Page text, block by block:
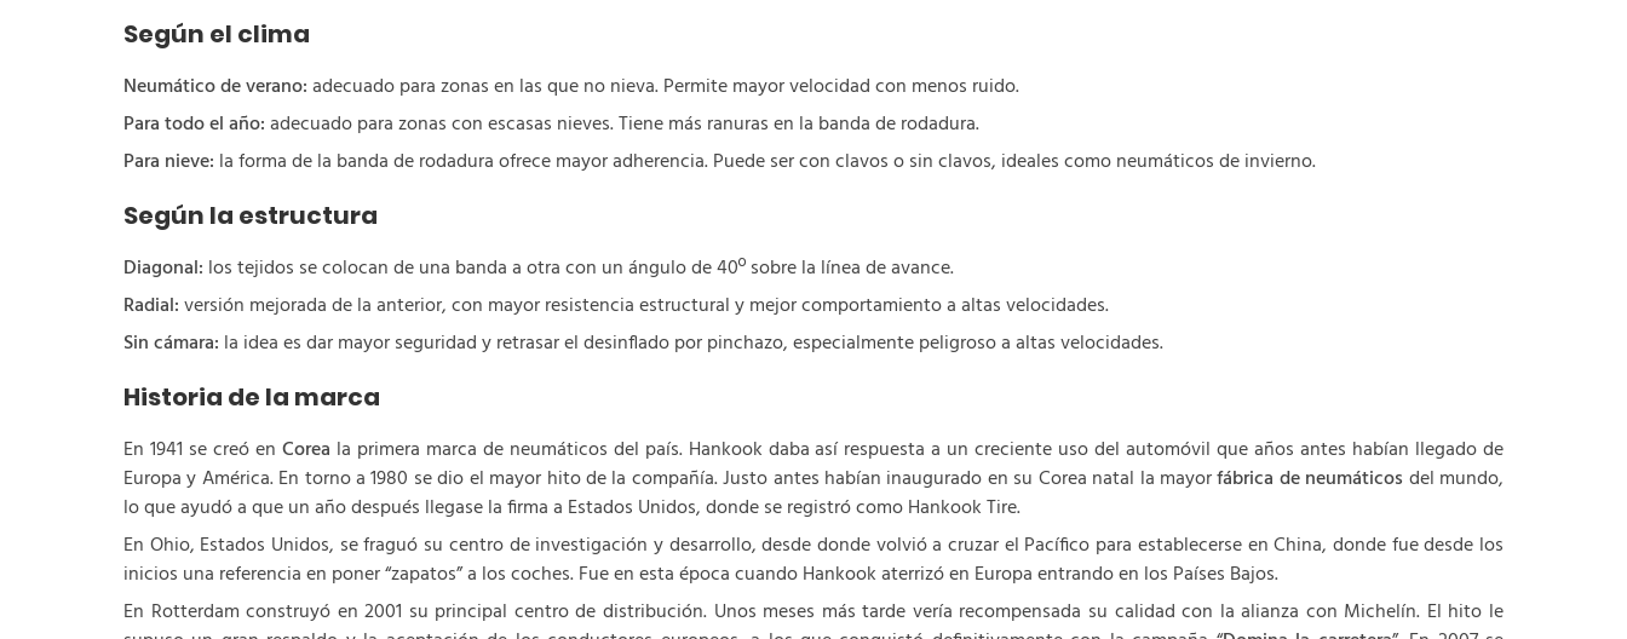
Según el clima
Neumático de verano:adecuado para zonas en las que no nieva. Permite mayor velocidad con menos ruido.
Para todo el año:adecuado para zonas con escasas nieves. Tiene más ranuras en la banda de rodadura.
Para nieve: la forma de la banda de rodadura ofrece mayor adherencia. Puede ser con clavos o sin clavos, ideales como neumáticos de invierno.
Según la estructura
Diagonal: los tejidos se colocan de una banda a otra con un ángulo de 40º sobre la línea de avance.
Radial:versión mejorada de la anterior, con mayor resistencia estructural y mejor comportamiento a altas velocidades.
Sin cámara: la idea es dar mayor seguridad y retrasar el desinflado por pinchazo, especialmente peligroso a altas velocidades.
Historia de la marca
En 1941 se creó en Corea la primera marca de neumáticos del país. Hankook daba así respuesta a un creciente uso del automóvil que años antes habían llegado de
Europa y América. En torno a 1980 se dio el mayor hito de la compañía. Justo antes habían inaugurado en su Corea natal la mayorfábrica de neumáticos del mundo,
lo que ayudó a que un año después llegase la firma a Estados Unidos, donde se registró como Hankook Tire.
En Ohio, Estados Unidos, se fraguó su centro de investigación y desarrollo, desde donde volvió a cruzar el Pacífico para establecerse en China, donde fue desde los
inicios una referencia en poner “zapatos” a los coches. Fue en esta época cuando Hankook aterrizó en Europa entrando en los Países Bajos.
En Rotterdam construyó en 2001 su principal centro de distribución. Unos meses más tarde vería recompensada su calidad con la alianza con Michelín. El hito le